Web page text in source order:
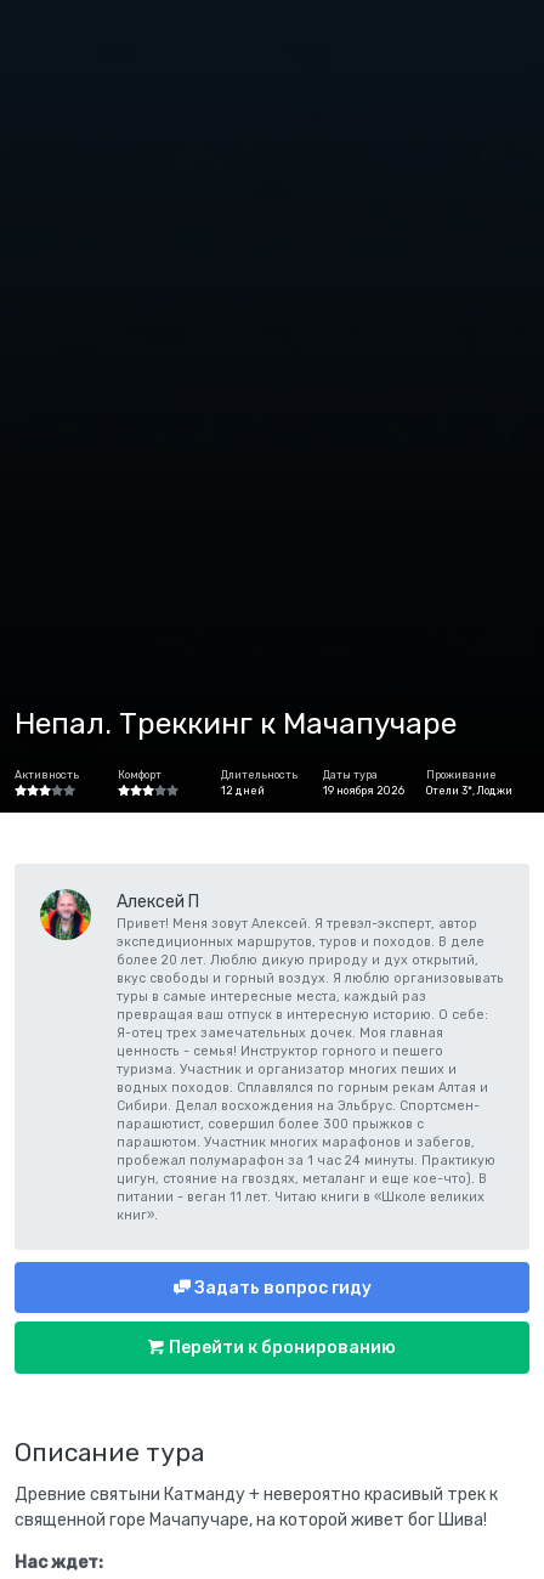
Непал. Треккинг к Мачапучаре
Активность Комфорт
Длительность
12 дней
Даты тура
19 ноября 2026
Проживание
Отели 3*, Лоджи
Описание тура
Древние святыни Катманду + невероятно красивый трек к
священной горе Мачапучаре, на которой живет бог Шива!
Нас ждет:
Алексей П
Привет! Меня зовут Алексей. Я тревэл-эксперт, автор
экспедиционных маршрутов, туров и походов. В деле
более 20 лет. Люблю дикую природу и дух открытий,
вкус свободы и горный воздух. Я люблю организовывать
туры в самые интересные места, каждый раз
превращая ваш отпуск в интересную историю. О себе:
Я-отец трех замечательных дочек. Моя главная
ценность - семья! Инструктор горного и пешего
туризма. Участник и организатор многих пеших и
водных походов. Сплавлялся по горным рекам Алтая и
Сибири. Делал восхождения на Эльбрус. Спортсмен-
парашютист, совершил более 300 прыжков с
парашютом. Участник многих марафонов и забегов,
пробежал полумарафон за 1 час 24 минуты. Практикую
цигун, стояние на гвоздях, металанг и еще кое-что). В
питании - веган 11 лет. Читаю книги в «Школе великих
книг».
Задать вопрос гиду
Перейти к бронированию